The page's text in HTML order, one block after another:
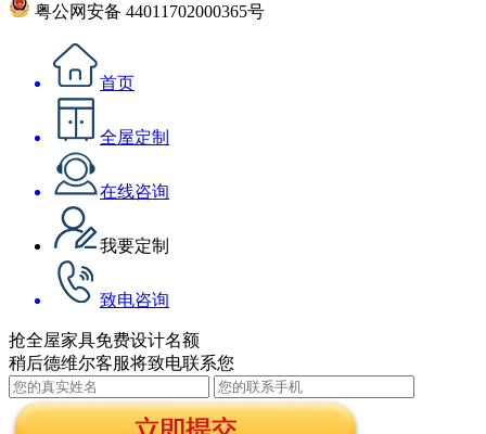
粤公网安备 44011702000365号
首页
全屋定制
在线咨询
我要定制
致电咨询
抢全屋家具免费设计名额
稍后德维尔客服将致电联系您